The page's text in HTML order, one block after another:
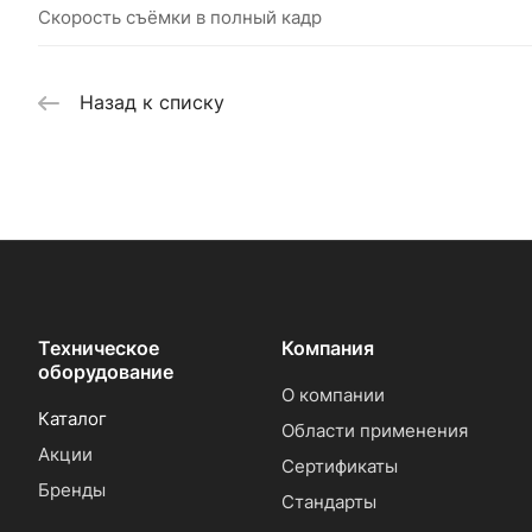
Скорость съёмки в полный кадр
Назад к списку
Техническое
оборудование
Каталог
Акции
Бренды
Компания
О компании
Области применения
Сертификаты
Стандарты